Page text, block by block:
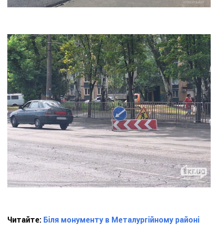
Читайте: Біля монументу в Металургійному районі